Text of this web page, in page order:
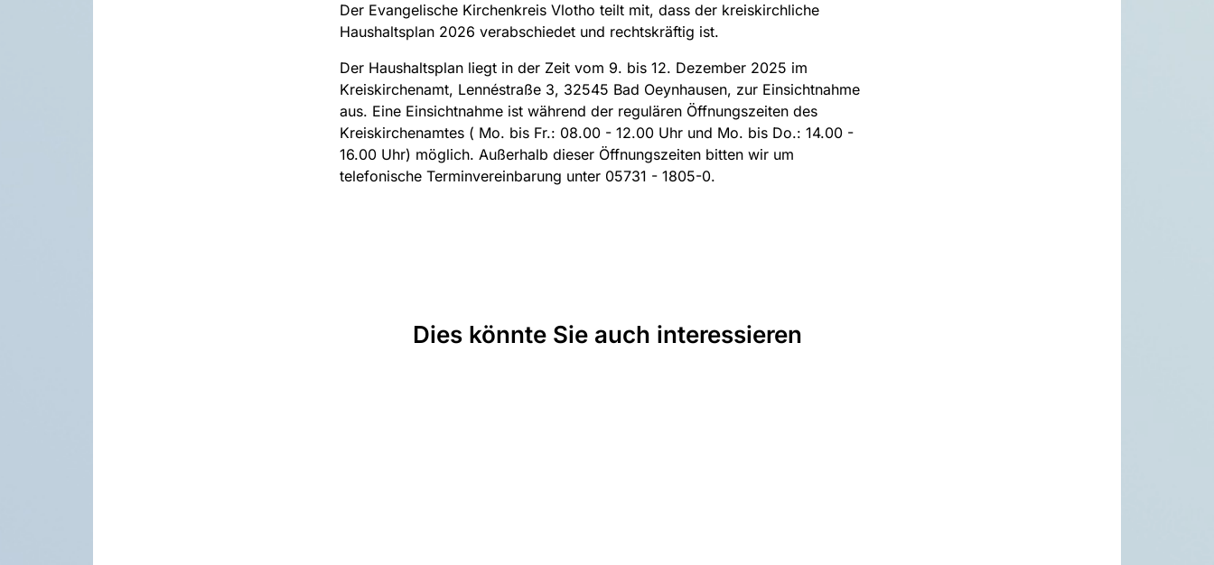
Der Evangelische Kirchenkreis Vlotho teilt mit, dass der kreiskirchliche
Haushaltsplan 2026 verabschiedet und rechtskräftig ist.
Der Haushaltsplan liegt in der Zeit vom 9. bis 12. Dezember 2025 im
Kreiskirchenamt, Lennéstraße 3, 32545 Bad Oeynhausen, zur Einsichtnahme
aus. Eine Einsichtnahme ist während der regulären Öffnungszeiten des
Kreiskirchenamtes ( Mo. bis Fr.: 08.00 - 12.00 Uhr und Mo. bis Do.: 14.00 -
16.00 Uhr) möglich. Außerhalb dieser Öffnungszeiten bitten wir um
telefonische Terminvereinbarung unter 05731 - 1805-0.
Dies könnte Sie auch interessieren